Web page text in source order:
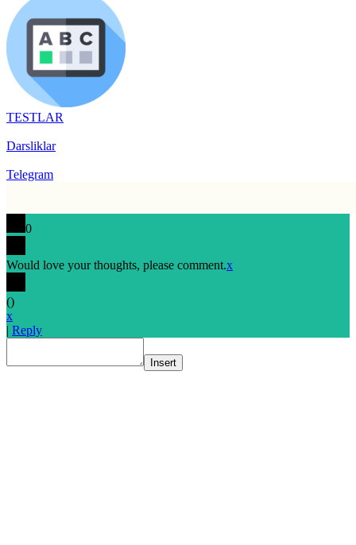
TESTLAR
Darsliklar
Telegram
0
Would love your thoughts, please comment.x
()
x
| Reply
Insert